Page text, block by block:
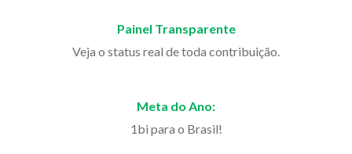
Painel Transparente
Veja o status real de toda contribuição.
Meta do Ano:
1bi para o Brasil!